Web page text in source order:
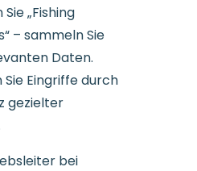
„Fishing
– sammeln Sie
Daten.
Sie Eingriffe durch
gezielter
bei